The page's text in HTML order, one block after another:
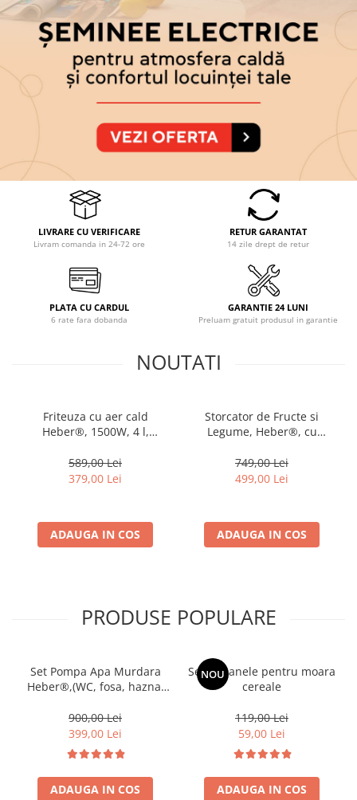
LIVRARE CU VERIFICARE
Livram comanda in 24-72 ore
RETUR GARANTAT
14 zile drept de retur
PLATA CU CARDUL
6 rate fara dobanda
GARANTIE 24 LUNI
Preluam gratuit produsul in garantie
NOUTATI
Friteuza cu aer cald
Heber®, 1500W, 4 l,
termorezistenta, 40-200°C,
7 programe, panou tactil,
589,00 Lei
379,00 Lei
ADAUGA IN COS
Storcator de Fructe si
Legume, Heber®, cu
Soft/Hard, Display LED, Sita
Inox, Functie Reverse,
calatorie 500ml, Gri
749,00 Lei
499,00 Lei
ADAUGA IN COS
PRODUSE POPULARE
Set Pompa Apa Murdara
Heber®,(WC, fosa, hazna)
plutitor +20m Furtun
pompieri 2"+cuple metalice
900,00 Lei
399,00 Lei
ADAUGA IN COS
NOU
Set ciocanele pentru moara
cereale
119,00 Lei
59,00 Lei
ADAUGA IN COS